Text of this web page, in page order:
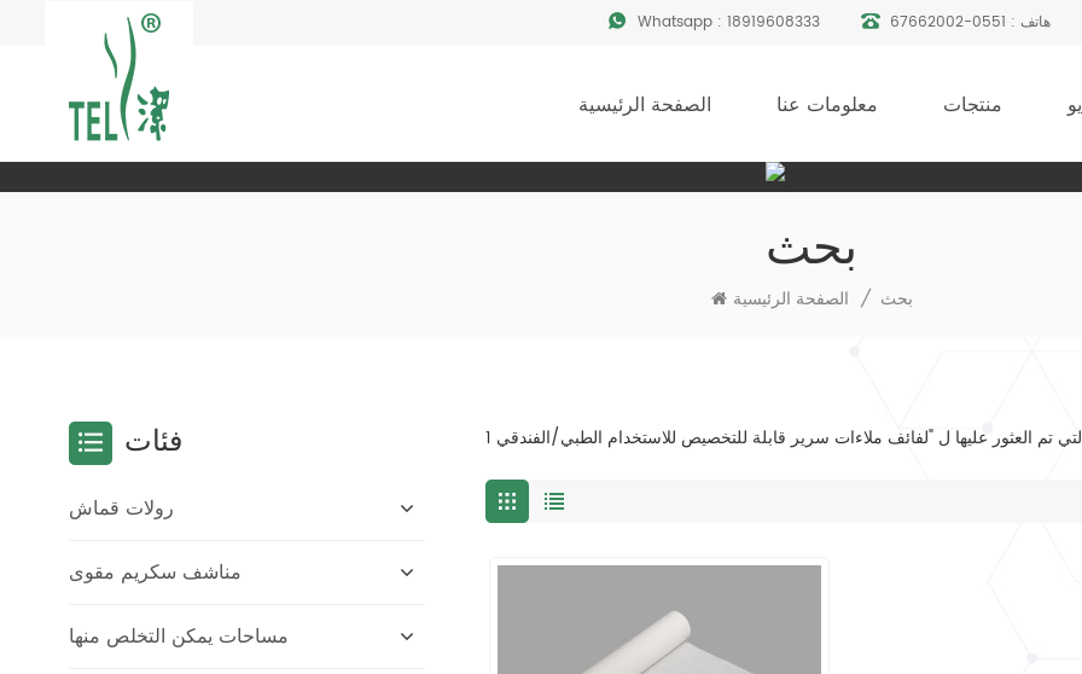
Whatsapp : 18919608333 هاتف : 0551-67662002
الصفحة الرئيسية معلومات عنا منتجات
بحث
الصفحة الرئيسية / بحث
فئات
رولات قماش
مناشف سكريم مقوى
مساحات يمكن التخلص منها